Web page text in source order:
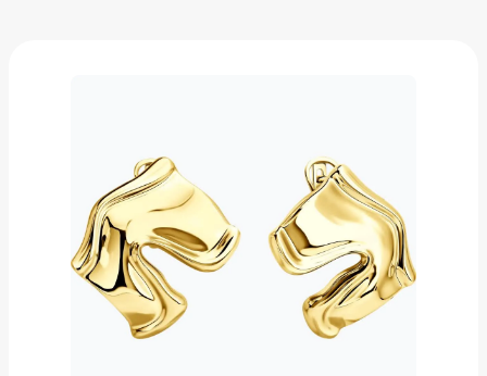
Серьги серебро, покрытие Вермель золото 999
пробы
Добавить в вишлист